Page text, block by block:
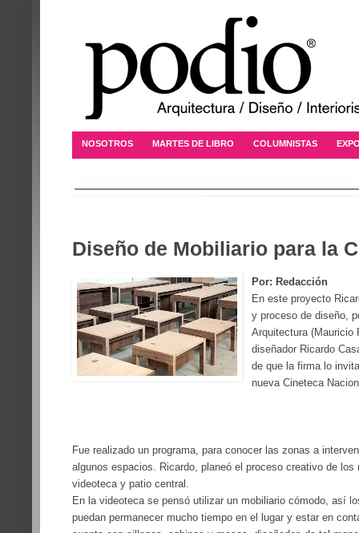
NOSOTROS MARTES DE LIBRO COLUMNISTAS
Diseño de Mobiliario para la
Por: Redacción
En este proyecto
y proceso de diseño,
Arquitectura (Mauricio
diseñador Ricardo
de que la firma lo
nueva Cineteca
Fue realizado un programa, para conocer las zonas a
algunos espacios. Ricardo, planeó el proceso creativo de los
videoteca y patio central.
En la videoteca se pensó utilizar un mobiliario cómodo, así
puedan permanecer mucho tiempo en el lugar y estar en